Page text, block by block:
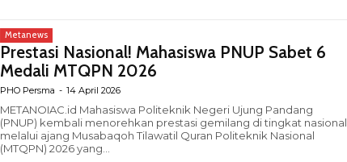
Metanews
Prestasi Nasional! Mahasiswa PNUP Sabet 6
Medali MTQPN 2026
PHO Persma - 14 April 2026
METANOIAC.id Mahasiswa Politeknik Negeri Ujung Pandang
(PNUP) kembali menorehkan prestasi gemilang di tingkat nasional
melalui ajang Musabaqoh Tilawatil Quran Politeknik Nasional
(MTQPN) 2026 yang...